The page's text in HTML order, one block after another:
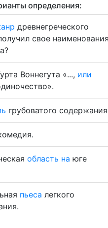
определения:
древнегреческого
свое
Воннегута «..., или
грубоватого
область на юге
пьеса легкого